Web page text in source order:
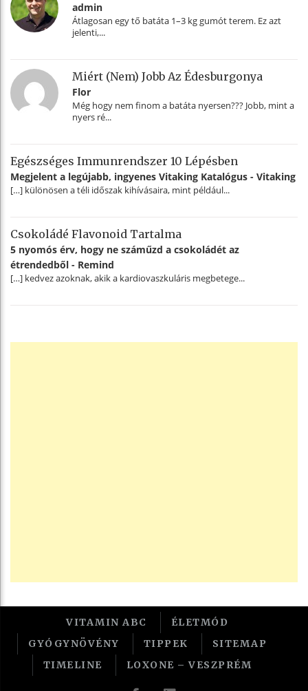
admin
Átlagosan egy tő batáta 1–3 kg gumót terem. Ez azt
jelenti,...
Miért (nem) Jobb Az Édesburgonya
Flor
Még hogy nem finom a batáta nyersen??? Jobb, mint a
nyers ré...
Egészséges Immunrendszer 10 Lépésben
Megjelent a legújabb, ingyenes Vitaking Katalógus - Vitaking
[…] különösen a téli időszak kihívásaira, mint például...
Csokoládé Flavonoid Tartalma
5 nyomós érv, hogy ne száműzd a csokoládét az
étrendedből - Remind
[…] kedvez azoknak, akik a kardiovaszkuláris megbetege...
VITAMIN ABC
ÉLETMÓD
GYÓGYNÖVÉNY
TIPPEK
SITEMAP
TIMELINE
LOXONE – VESZPRÉM